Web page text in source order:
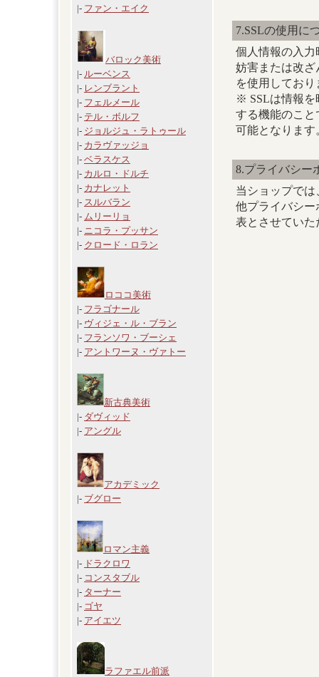
|- ファン・エイク
バロック美術
|- ルーベンス
|- レンブラント
|- フェルメール
|- テル・ボルフ
|- ジョルジュ・ラトゥール
|- カラヴァッジョ
|- ベラスケス
|- カルロ・ドルチ
|- カナレット
|- スルバラン
|- ムリーリョ
|- ニコラ・プッサン
|- クロード・ロラン
ロココ美術
|- フラゴナール
|- ヴィジェ・ル・ブラン
|- フランソワ・ブーシェ
|- アントワーヌ・ヴァトー
新古典美術
|- ダヴィッド
|- アングル
アカデミック
|- ブグロー
ロマン主義
|- ドラクロワ
|- コンスタブル
|- ターナー
|- ゴヤ
|- アイエツ
ラファエル前派
7.SSLの使用に
個人情報の入
妨害または改ざ
を使用しており
※ SSLは情報を
する機能のこ
可能となります
8.プライバシー
当ショップで
他プライバシ
表とさせていた